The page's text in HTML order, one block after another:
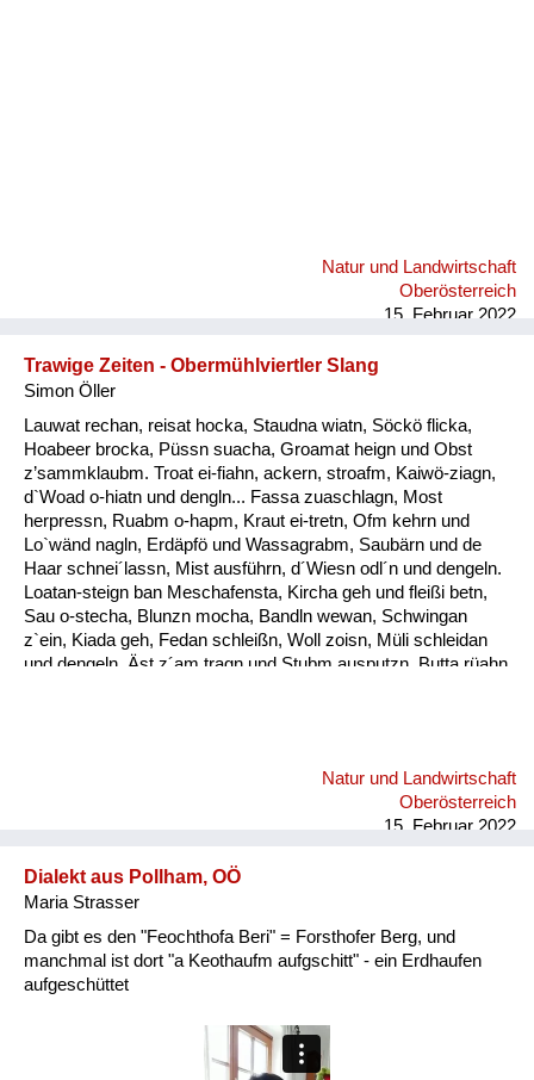
Natur und Landwirtschaft
Oberösterreich
15. Februar 2022
Trawige Zeiten - Obermühlviertler Slang
Simon Öller
Lauwat rechan, reisat hocka, Staudna wiatn, Söckö flicka,
Hoabeer brocka, Püssn suacha, Groamat heign und Obst
z’sammklaubm. Troat ei-fiahn, ackern, stroafm, Kaiwö-ziagn,
d`Woad o-hiatn und dengln... Fassa zuaschlagn, Most
herpressn, Ruabm o-hapm, Kraut ei-tretn, Ofm kehrn und
Lo`wänd nagln, Erdäpfö und Wassagrabm, Saubärn und de
Haar schnei´lassn, Mist ausführn, d´Wiesn odl´n und dengeln.
Loatan-steign ban Meschafensta, Kircha geh und fleißi betn,
Sau o-stecha, Blunzn mocha, Bandln wewan, Schwingan
z`ein, Kiada geh, Fedan schleißn, Woll zoisn, Müli schleidan
und dengeln. Äst z´am tragn und Stubm ausputzn, Butta rüahn
z´lacha, da kimmt ma kam zan Kinamocha. Da Herbst klopft
langsam a, d´Schwalbm fliagn scho davo, wann glei da
Natur und Landwirtschaft
Oberösterreich
15. Februar 2022
Dialekt aus Pollham, OÖ
Maria Strasser
Da gibt es den "Feochthofa Beri" = Forsthofer Berg, und
manchmal ist dort "a Keothaufm aufgschitt" - ein Erdhaufen
aufgeschüttet